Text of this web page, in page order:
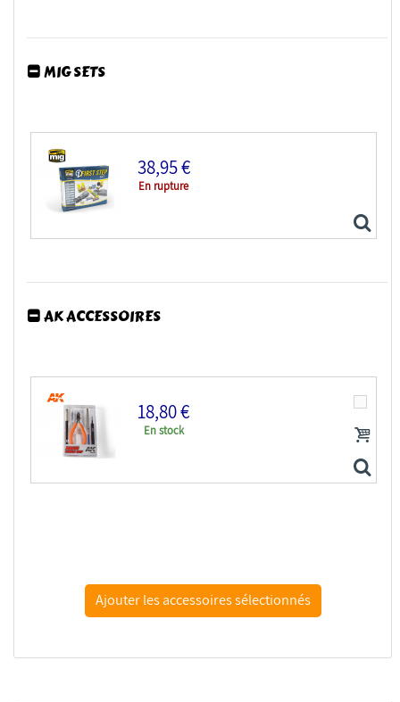
MIG SETS
38,95 €
En rupture
AK ACCESSOIRES
18,80 €
En stock
AK interactive outillage ak9013 Set d'outils basiques